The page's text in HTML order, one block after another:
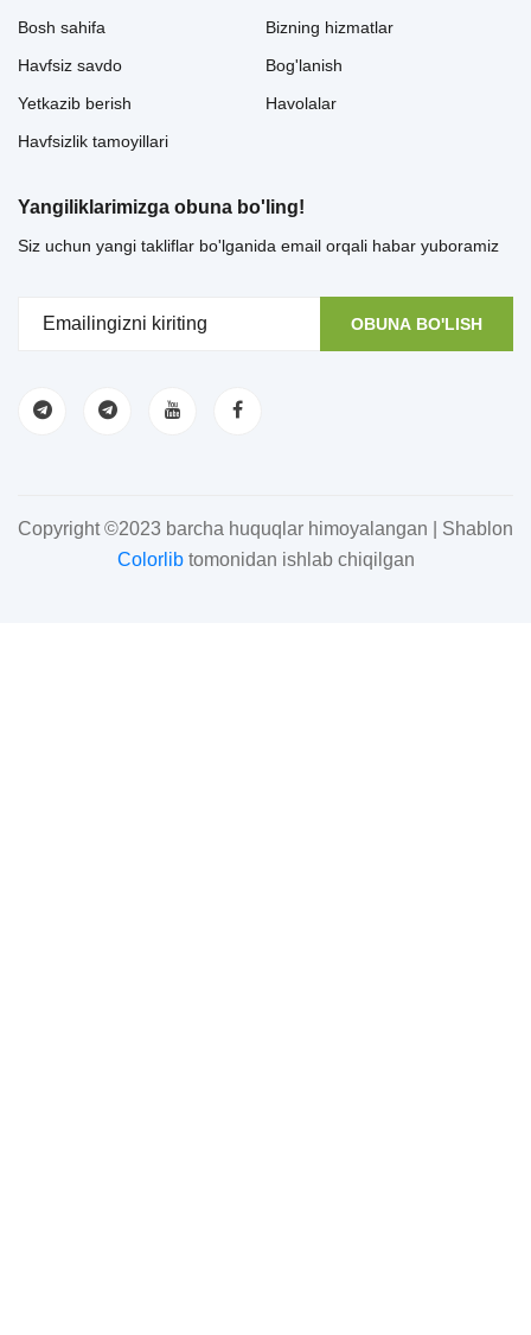
Bosh sahifa
Havfsiz savdo
Yetkazib berish
Havfsizlik tamoyillari
Bizning hizmatlar
Bog'lanish
Havolalar
Yangiliklarimizga obuna bo'ling!
Siz uchun yangi takliflar bo'lganida email orqali habar yuboramiz
OBUNA BO'LISH
Copyright ©2023 barcha huquqlar himoyalangan | Shablon
Colorlibtomonidan ishlab chiqilgan